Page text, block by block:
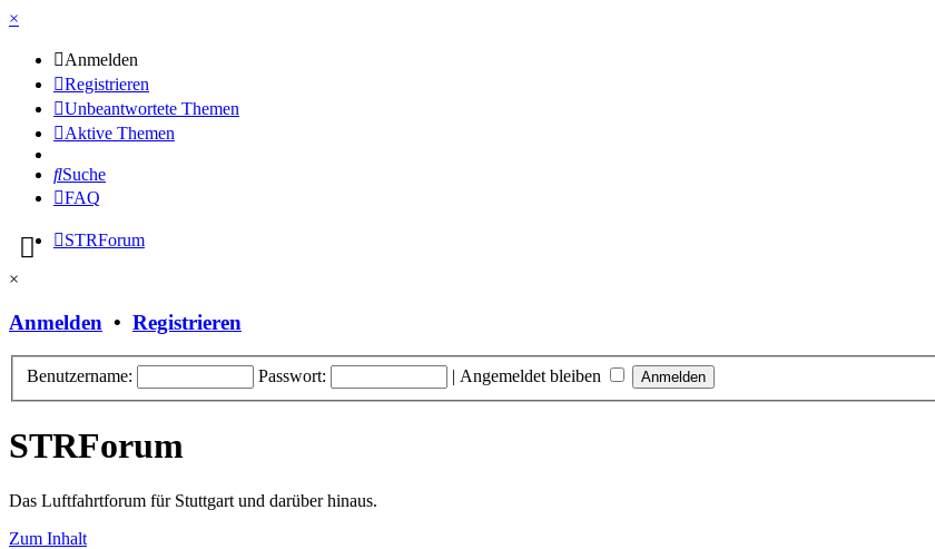
×
Anmelden
Registrieren
Unbeantwortete Themen
Aktive Themen
Suche
FAQ
STRForum
×
Anmelden • Registrieren
Benutzername: Passwort: | Angemeldet bleiben
STRForum
Das Luftfahrtforum für Stuttgart und darüber hinaus.
Zum Inhalt